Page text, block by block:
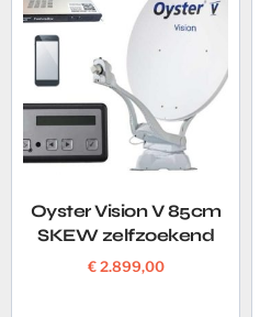
Oyster Vision V 85cm
SKEW zelfzoekend
€2.899,00